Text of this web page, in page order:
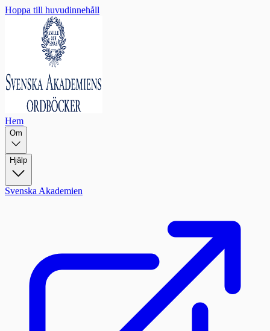
Hoppa till huvudinnehåll
Hem
Om
Hjälp
Svenska Akademien